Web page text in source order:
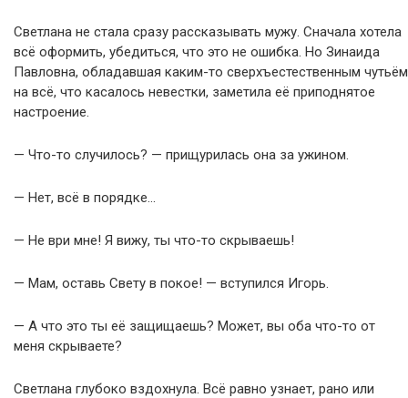
Светлана не стала сразу рассказывать мужу. Сначала хотела
всё оформить, убедиться, что это не ошибка. Но Зинаида
Павловна, обладавшая каким-то сверхъестественным чутьём
на всё, что касалось невестки, заметила её приподнятое
настроение.
— Что-то случилось? — прищурилась она за ужином.
— Нет, всё в порядке…
— Не ври мне! Я вижу, ты что-то скрываешь!
— Мам, оставь Свету в покое! — вступился Игорь.
— А что это ты её защищаешь? Может, вы оба что-то от
меня скрываете?
Светлана глубоко вздохнула. Всё равно узнает, рано или